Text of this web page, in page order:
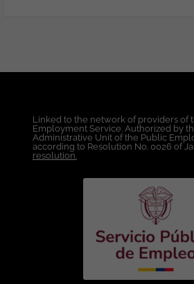
Linked to the network of providers of
Employment Service. Authorized by
Administrative Unit of the Public
according to Resolution No. 0026 of
resolution.